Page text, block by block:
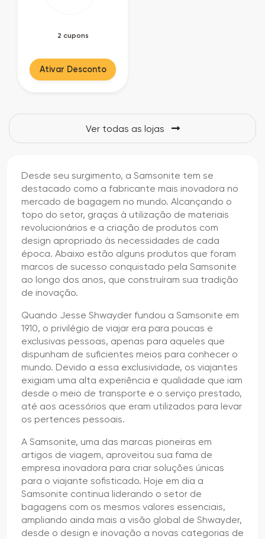
2 cupons
Ativar Desconto
Ver todas as lojas
Desde seu surgimento, a Samsonite tem se
destacado como a fabricante mais inovadora no
mercado de bagagem no mundo. Alcançando o
topo do setor, graças à utilização de materiais
revolucionários e a criação de produtos com
design apropriado às necessidades de cada
época. Abaixo estão alguns produtos que foram
marcos de sucesso conquistado pela Samsonite
ao longo dos anos, que construíram sua tradição
de inovação.
Quando Jesse Shwayder fundou a Samsonite em
1910, o privilégio de viajar era para poucas e
exclusivas pessoas, apenas para aqueles que
dispunham de suficientes meios para conhecer o
mundo. Devido a essa exclusividade, os viajantes
exigiam uma alta experiência e qualidade que iam
desde o meio de transporte e o serviço prestado,
até aos acessórios que eram utilizados para levar
os pertences pessoais.
A Samsonite, uma das marcas pioneiras em
artigos de viagem, aproveitou sua fama de
empresa inovadora para criar soluções únicas
para o viajante sofisticado. Hoje em dia a
Samsonite continua liderando o setor de
bagagens com os mesmos valores essenciais,
ampliando ainda mais a visão global de Shwayder,
desde o design e inovação a novas categorias de